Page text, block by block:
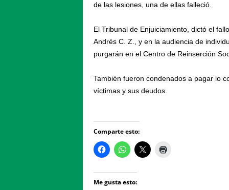
de las lesiones, una de ellas falleció.
El Tribunal de Enjuiciamiento, dictó el
Andrés C. Z., y en la audiencia de
purgarán en el Centro de Reinserción
También fueron condenados a pagar lo
víctimas y sus deudos.
Comparte esto:
Me gusta esto: